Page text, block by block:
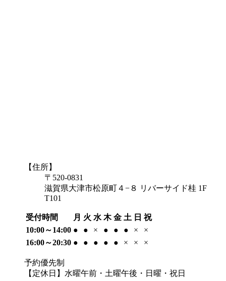
【住所】
〒520-0831
滋賀県大津市松原町４−８ リバーサイド桂 1F
T101
受付時間 月 火 水 木 金 土 日 祝
10:00～14:00 ● ● × ● ● ● ×
×
16:00～20:30 ● ● ● ● ● × × ×
予約優先制
【定休日】水曜午前・土曜午後・日曜・祝日